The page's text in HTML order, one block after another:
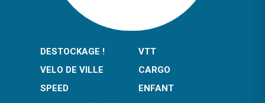
DESTOCKAGE !
VTT
VELO DE VILLE
CARGO
SPEED
ENFANT